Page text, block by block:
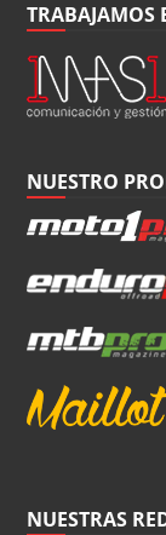
TRABAJAMOS
NUESTRO
NUESTRAS